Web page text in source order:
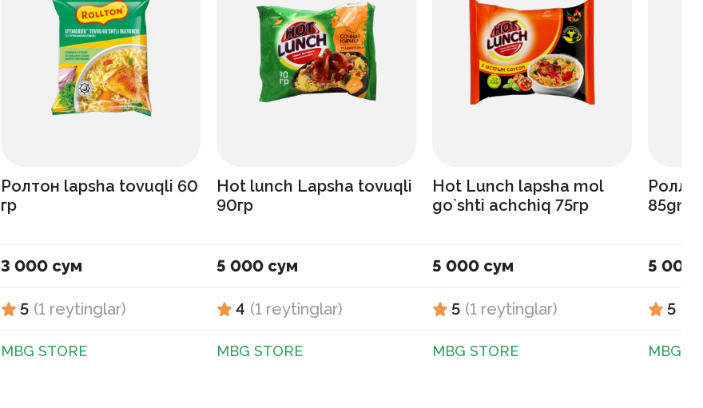
Ролтон lapsha tovuqli 60
гр
3 000 сум
5 (1 reytinglar)
MBG STORE
Hot lunch Lapsha tovuqli
90гр
5 000 сум
4 (1 reytinglar)
MBG STORE
Hot Lunch lapsha mol
go`shti achchiq 75гр
5 000 сум
5 (1 reytinglar)
MBG STORE
85gr
5 000
5
MBG